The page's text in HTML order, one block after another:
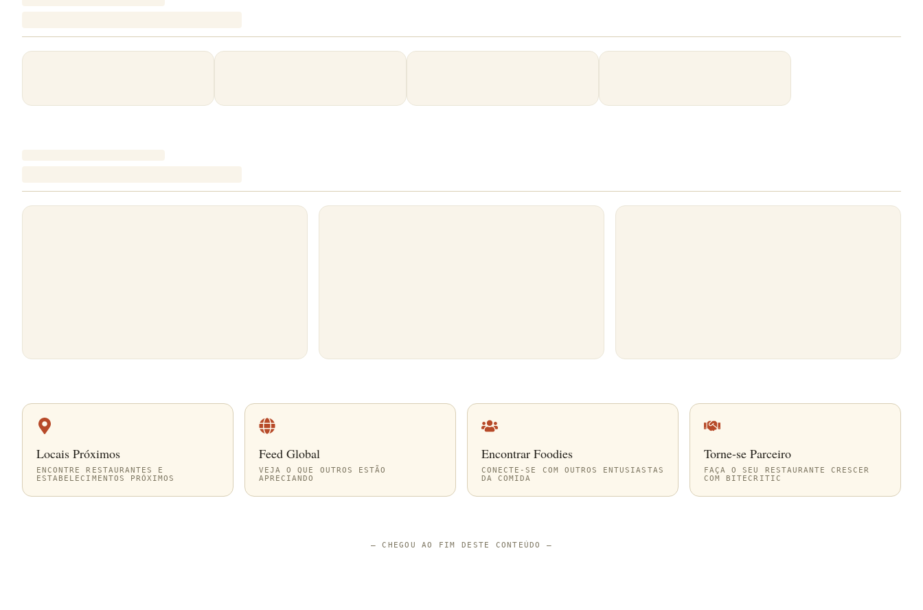
Locais Próximos
ENCONTRE RESTAURANTES E
ESTABELECIMENTOS PRÓXIMOS
Feed Global
VEJA O QUE OUTROS ESTÃO
APRECIANDO
Encontrar Foodies
CONECTE-SE COM OUTROS ENTUSIASTAS
DA COMIDA
Torne-se Parceiro
FAÇA O SEU RESTAURANTE CRESCER
COM BITECRITIC
—CHEGOU AO FIM DESTE CONTEÚDO —